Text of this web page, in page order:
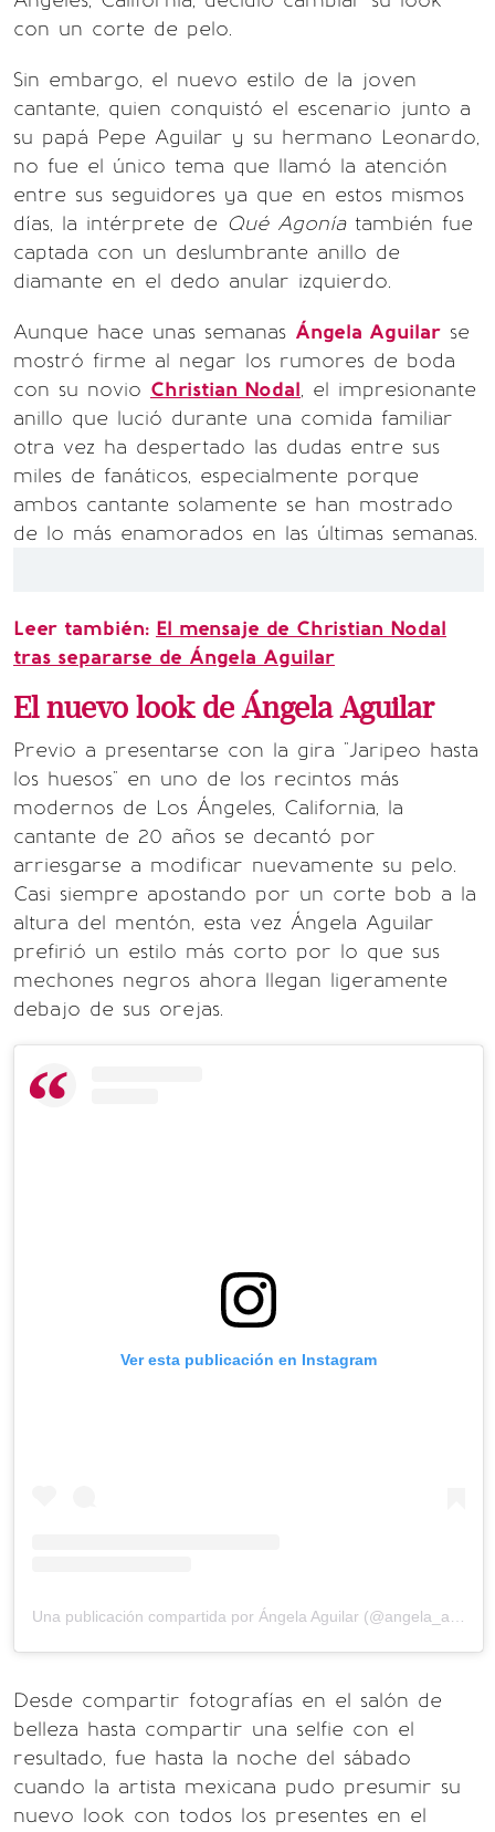
con un corte de pelo.
Sin embargo, el nuevo estilo de la joven
cantante, quien conquistó el escenario junto a
su papá Pepe Aguilar y su hermano Leonardo,
no fue el único tema que llamó la atención
entre sus seguidores ya que en estos mismos
días, la intérprete de Qué Agonía también fue
captada con un deslumbrante anillo de
diamante en el dedo anular izquierdo.
Aunque hace unas semanas Ángela Aguilar se
mostró firme al negar los rumores de boda
con su novio Christian Nodal, el impresionante
anillo que lució durante una comida familiar
otra vez ha despertado las dudas entre sus
miles de fanáticos, especialmente porque
ambos cantante solamente se han mostrado
de lo más enamorados en las últimas semanas.
Leer también: El mensaje de Christian Nodal
tras separarse de Ángela Aguilar
El nuevo look de Ángela Aguilar
Previo a presentarse con la gira "Jaripeo hasta
los huesos" en uno de los recintos más
modernos de Los Ángeles, California, la
cantante de 20 años se decantó por
arriesgarse a modificar nuevamente su pelo.
Casi siempre apostando por un corte bob a la
altura del mentón, esta vez Ángela Aguilar
prefirió un estilo más corto por lo que sus
mechones negros ahora llegan ligeramente
debajo de sus orejas.
Ver esta publicación en Instagram
Una publicación compartida por Ángela Aguilar (@angela_aguilar_)
Desde compartir fotografías en el salón de
belleza hasta compartir una selfie con el
resultado, fue hasta la noche del sábado
cuando la artista mexicana pudo presumir su
nuevo look con todos los presentes en el